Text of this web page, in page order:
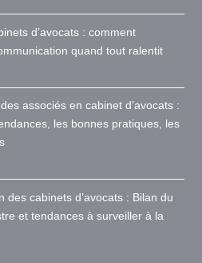
d’avocats : comment
quand tout ralentit
associés en cabinet d’avocats :
les bonnes pratiques, les
des cabinets d’avocats : Bilan du
et tendances à surveiller à la